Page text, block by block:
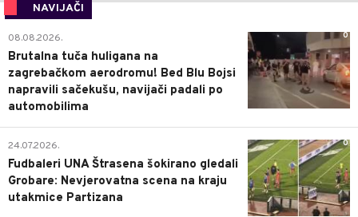
NAVIJAČI
0
08.08.2026.
Brutalna tuča huligana na
zagrebačkom aerodromu! Bed Blu Bojsi
napravili sačekušu, navijači padali po
automobilima
0
24.07.2026.
Fudbaleri UNA Štrasena šokirano gledali
Grobare: Nevjerovatna scena na kraju
utakmice Partizana